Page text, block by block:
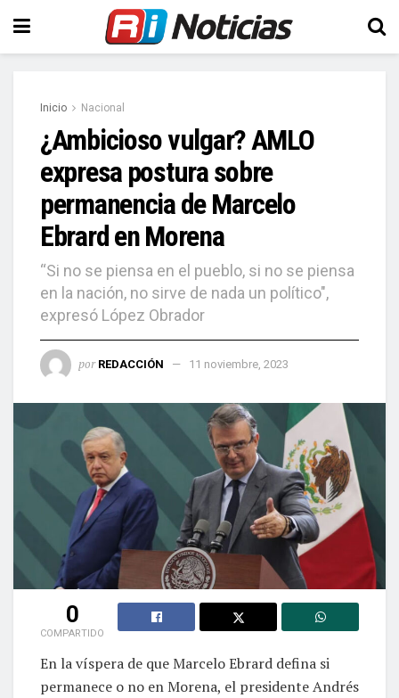
Inicio Nacional
¿Ambicioso vulgar? AMLO
expresa postura sobre
permanencia de Marcelo
Ebrard en Morena
“Si no se piensa en el pueblo, si no se piensa
en la nación, no sirve de nada un político",
expresó López Obrador
por REDACCIÓN 11 noviembre, 2023
0
COMPARTIDO
En la víspera de que Marcelo Ebrard defina si
permanece o no en Morena, el presidente Andrés